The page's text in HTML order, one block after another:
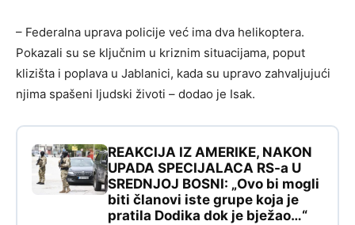
– Federalna uprava policije već ima dva helikoptera.
Pokazali su se ključnim u kriznim situacijama, poput
klizišta i poplava u Jablanici, kada su upravo zahvaljujući
njima spašeni ljudski životi – dodao je Isak.
REAKCIJA IZ AMERIKE, NAKON
UPADA SPECIJALACA RS-a U
SREDNJOJ BOSNI: „Ovo bi mogli
biti članovi iste grupe koja je
pratila Dodika dok je bježao…“